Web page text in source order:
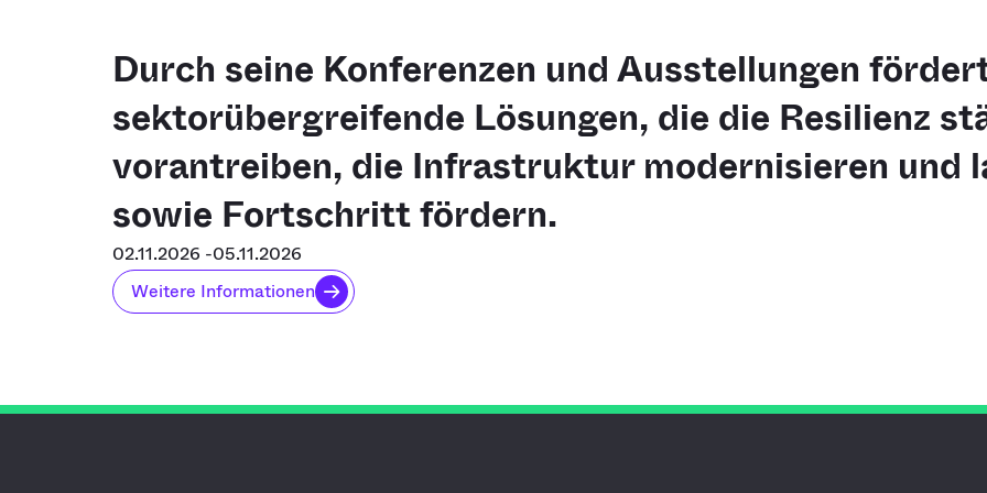
Durch seine Konferenzen und Ausstellungen
sektorübergreifende Lösungen, die die Resilienz
vorantreiben, die Infrastruktur modernisieren
sowie Fortschritt fördern.
02.11.2026 -05.11.2026
Weitere Informationen